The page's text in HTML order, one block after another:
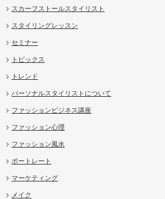
スカーフストールスタイリスト
スタイリングレッスン
セミナー
トピックス
トレンド
パーソナルスタイリストについて
ファッションビジネス講座
ファッション心理
ファッション風水
ポートレート
マーケティング
メイク